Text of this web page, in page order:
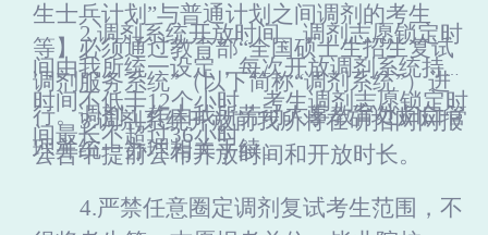
生士兵计划”与普通计划之间调剂的考生
等】必须通过教育部“全国硕士生招生复试
调剂服务系统”（以下简称“调剂系统”）进
行。调剂工作由我所劳动人事教育处归口管
理并统一办理相关手续。
2.调剂系统开放时间、调剂志愿锁定时
间由我所统一设定，每次开放调剂系统持续
时间不低于12个小时，考生调剂志愿锁定时
间最长不超过36小时。
3.调剂系统开放前我所将在研招网网报
公告中提前公布开放时间和开放时长。
4.严禁任意圈定调剂复试考生范围，不